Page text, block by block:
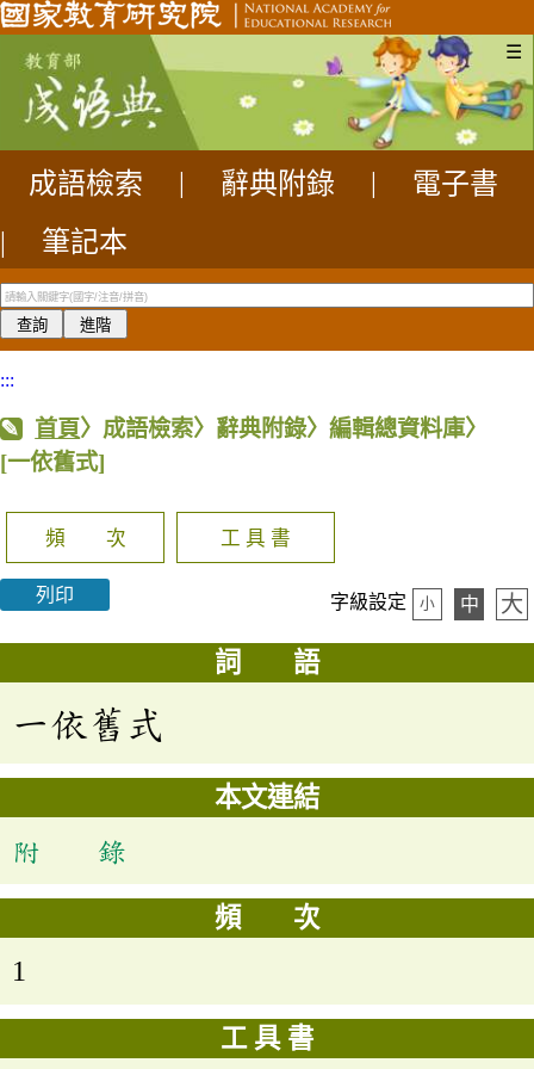
☰
成語檢索 辭典附錄
電子書
|
筆記本
:::
首頁〉成語檢索〉辭典附錄〉編輯總資料庫〉
[一依舊式]
頻 次 工 具 書
列印 字級設定 小 中 大
詞 語
一依舊式
本文連結
附 錄
頻 次
1
工 具 書